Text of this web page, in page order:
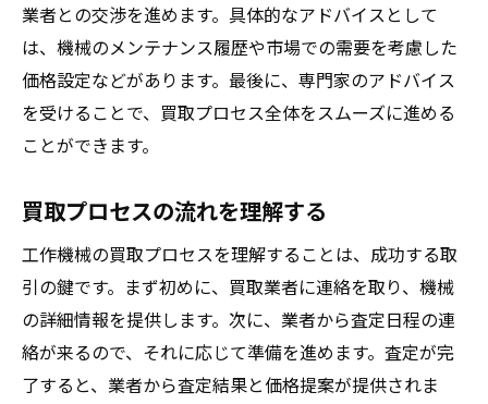
業者との交渉を進めます。具体的なアドバイスとして
は、機械のメンテナンス履歴や市場での需要を考慮した
価格設定などがあります。最後に、専門家のアドバイス
を受けることで、買取プロセス全体をスムーズに進める
ことができます。
買取プロセスの流れを理解する
工作機械の買取プロセスを理解することは、成功する取
引の鍵です。まず初めに、買取業者に連絡を取り、機械
の詳細情報を提供します。次に、業者から査定日程の連
絡が来るので、それに応じて準備を進めます。査定が完
了すると、業者から査定結果と価格提案が提供されま